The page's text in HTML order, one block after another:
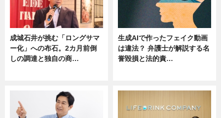
成城石井が挑む「ロングサマ
ー化」への布石。2カ月前倒
しの調達と独自の商…
生成AIで作ったフェイク動画
は違法？ 弁護士が解説する名
誉毀損と法的責…